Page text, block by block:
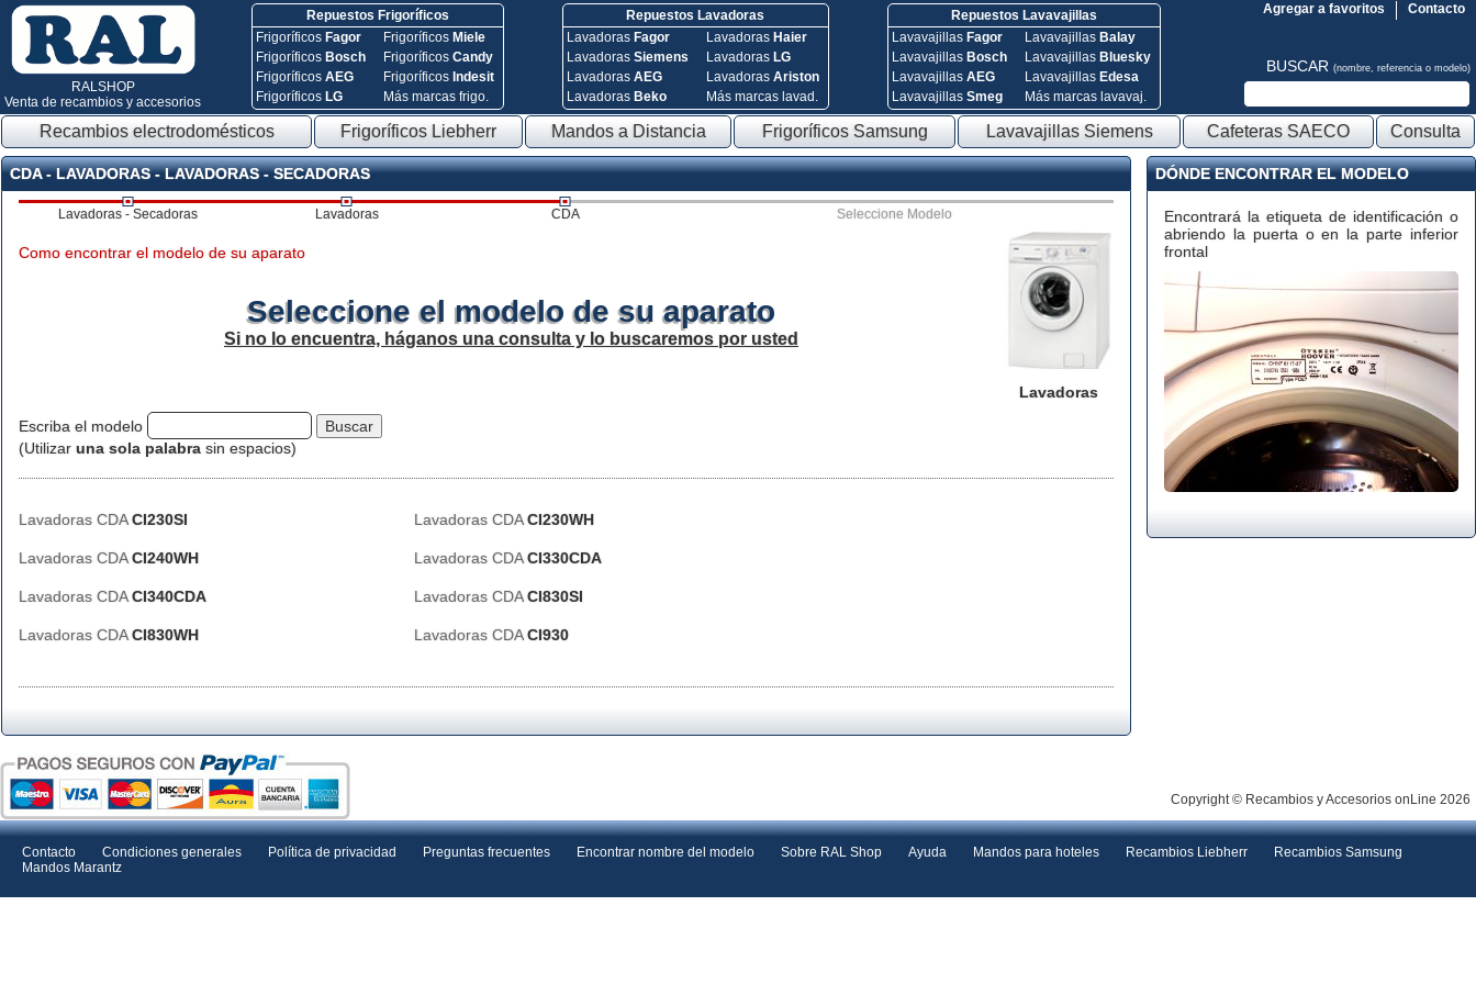
RALSHOP
Venta de recambios y accesorios
Repuestos Frigoríficos
Frigoríficos Fagor
Frigoríficos Bosch
FrigoríficosAEG
Frigoríficos LG
Frigoríficos Miele
FrigoríficosCandy
Frigoríficos Indesit
Más marcas frigo.
Repuestos Lavadoras
Lavadoras Fagor
Lavadoras Siemens
Lavadoras AEG
Lavadoras Beko
Lavadoras Haier
Lavadoras LG
Lavadoras Ariston
Más marcas lavad.
Repuestos Lavavajillas
Lavavajillas Fagor
Lavavajillas Bosch
Lavavajillas AEG
Lavavajillas Smeg
Lavavajillas Balay
Lavavajillas Bluesky
Lavavajillas Edesa
Más marcas lavavaj.
Contacto
Agregar a favoritos
BUSCAR (nombre, referencia o modelo)
Recambios electrodomésticos Frigoríficos Liebherr Mandos a Distancia Frigoríficos Samsung Lavavajillas Siemens Cafeteras SAECO Consulta
CDA - LAVADORAS - LAVADORAS - SECADORAS
Lavadoras - Secadoras Lavadoras CDA Seleccione Modelo
Lavadoras
Como encontrar el modelo de su aparato
Seleccione el modelo de su aparato
Si no lo encuentra, háganos una consulta y lo buscaremos por usted
Escriba el modelo
(Utilizar una sola palabra sin espacios)
Lavadoras CDACI230SI Lavadoras CDACI230WH
Lavadoras CDACI240WH Lavadoras CDACI330CDA
Lavadoras CDACI340CDA Lavadoras CDACI830SI
Lavadoras CDACI830WH Lavadoras CDACI930
DÓNDE ENCONTRAR EL MODELO
Encontrará la etiqueta de identificación o
abriendo la puerta o en la parte inferior
frontal
Copyright © Recambios y Accesorios onLine 2026
Contacto Condiciones generales Política de privacidad Preguntas frecuentes Encontrar nombre del modelo Sobre RAL Shop Ayuda Mandos para hoteles Recambios Liebherr
Recambios Samsung
Mandos Marantz